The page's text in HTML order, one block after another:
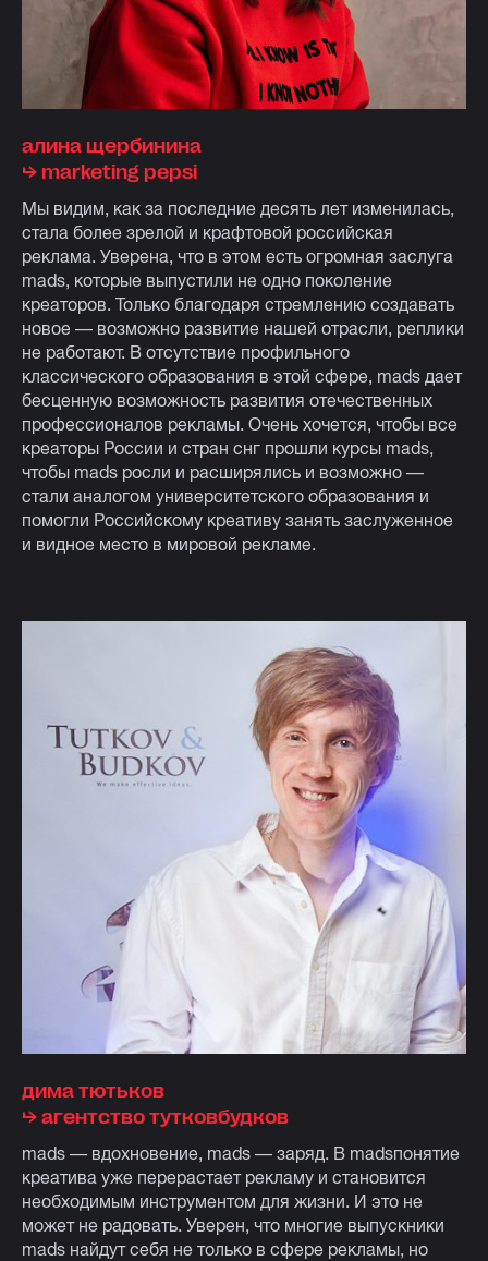
алина щербинина
⮡ marketing pepsi
Мы видим, как за последние десять лет изменилась,
стала более зрелой и крафтовой российская
реклама. Уверена, что в этом есть огромная заслуга
mads, которые выпустили не одно поколение
креаторов. Только благодаря стремлению создавать
новое — возможно развитие нашей отрасли, реплики
не работают. В отсутствие профильного
классического образования в этой сфере, mads дает
бесценную возможность развития отечественных
профессионалов рекламы. Очень хочется, чтобы все
креаторы России и стран снг прошли курсы mads,
чтобы mads росли и расширялись и возможно —
стали аналогом университетского образования и
помогли Российскому креативу занять заслуженное
и видное место в мировой рекламе.
дима тютьков
⮡ агентство тутковбудков
mads — вдохновение, mads — заряд. В madsпонятие
креатива уже перерастает рекламу и становится
необходимым инструментом для жизни. И это не
может не радовать. Уверен, что многие выпускники
mads найдут себя не только в сфере рекламы, но